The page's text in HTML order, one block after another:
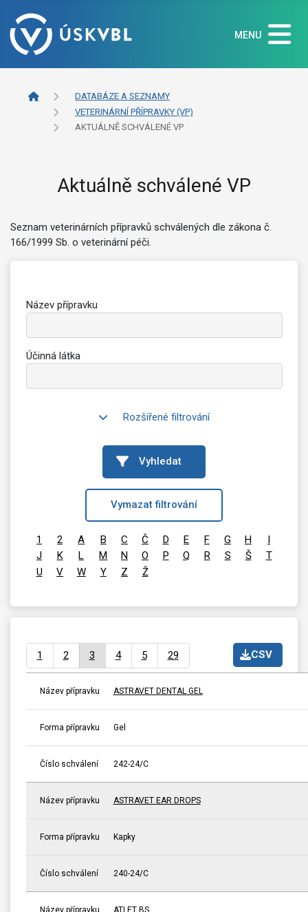
MENU
DATABÁZE A SEZNAMY
VETERINÁRNÍ PŘÍPRAVKY (VP)
AKTUÁLNĚ SCHVÁLENÉ VP
Aktuálně schválené VP
Seznam veterinárních přípravků schválených dle zákona č.
166/1999 Sb. o veterinární péči.
Název přípravku
Účinná látka
Rozšířené filtrování
Vyhledat
Vymazat filtrování
1 2 A B C Č D E F G H
I
J
K L M N O P Q R S Š
T
U
V W Y Z Ž
CSV
1 2 3 4 5 29
Název přípravku ASTRAVET DENTAL GEL
Forma přípravku Gel
Číslo schválení 242-24/C
Název přípravku ASTRAVET EAR DROPS
Forma přípravku Kapky
Číslo schválení 240-24/C
Název přípravku ATLET BS